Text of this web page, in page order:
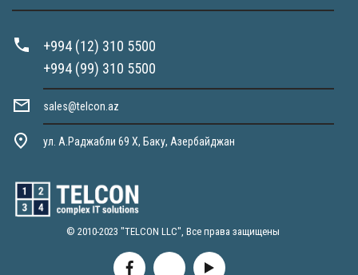
+994 (12) 310 5500
+994 (99) 310 5500
sales@telcon.az
ул. А.Раджабли 69 X, Баку, Азербайджан
© 2010-2023 "TELCON LLC", Все права защищены